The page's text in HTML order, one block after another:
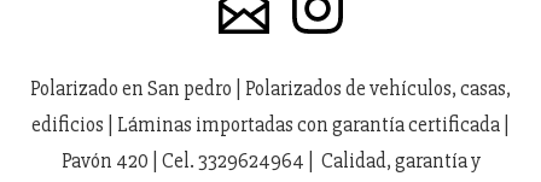
Polarizado en San pedro | Polarizados de vehículos, casas,
edificios | Láminas importadas con garantía certificada |
Pavón 420 | Cel. 3329624964 | Calidad, garantía y